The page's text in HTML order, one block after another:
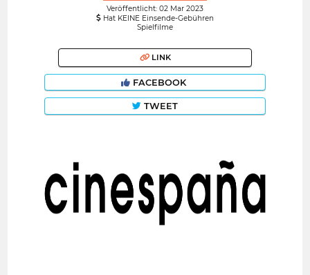
Veröffentlicht: 02 Mar 2023
Hat KEINE Einsende-Gebühren
Spielfilme
LINK
FACEBOOK
TWEET